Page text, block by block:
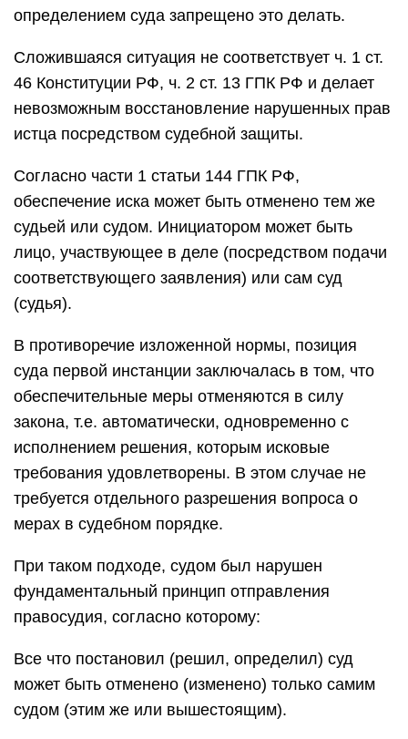
определением суда запрещено это делать.
Сложившаяся ситуация не соответствует ч. 1 ст.
46 Конституции РФ, ч. 2 ст. 13 ГПК РФ и делает
невозможным восстановление нарушенных прав
истца посредством судебной защиты.
Согласно части 1 статьи 144 ГПК РФ,
обеспечение иска может быть отменено тем же
судьей или судом. Инициатором может быть
лицо, участвующее в деле (посредством подачи
соответствующего заявления) или сам суд
(судья).
В противоречие изложенной нормы, позиция
суда первой инстанции заключалась в том, что
обеспечительные меры отменяются в силу
закона, т.е. автоматически, одновременно с
исполнением решения, которым исковые
требования удовлетворены. В этом случае не
требуется отдельного разрешения вопроса о
мерах в судебном порядке.
При таком подходе, судом был нарушен
фундаментальный принцип отправления
правосудия, согласно которому:
Все что постановил (решил, определил) суд
может быть отменено (изменено) только самим
судом (этим же или вышестоящим).